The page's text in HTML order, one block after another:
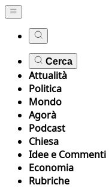
Cerca
Attualità
Politica
Mondo
Agorà
Podcast
Chiesa
Idee e Commenti
Economia
Rubriche